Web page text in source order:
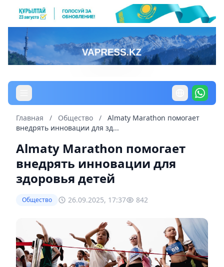
Главная / Общество /
Almaty Marathon помогает
внедрять инновации для зд...
Almaty Marathon помогает
внедрять инновации для
здоровья детей
Общество 26.09.2025, 17:37 842